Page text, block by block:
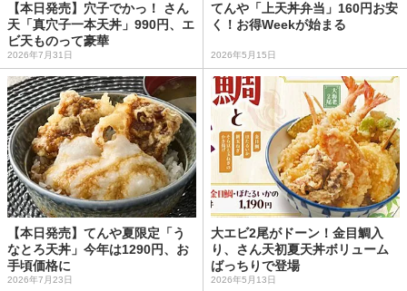
【本日発売】穴子でかっ！ さん
天「真穴子一本天丼」990円、エ
ビ天ものって豪華
2026年7月31日
てんや「上天丼弁当」160円お安
く！お得Weekが始まる
2026年5月15日
【本日発売】てんや夏限定「う
なとろ天丼」今年は1290円、お
手頃価格に
2026年7月23日
大エビ2尾がドーン！金目鯛入
り、さん天初夏天丼ボリューム
ばっちりで登場
2026年5月13日